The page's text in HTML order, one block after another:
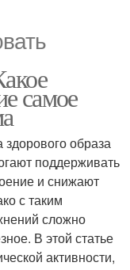
самое
образа
поддерживать
и снижают
с таким
сложно
В этой статье
активности,